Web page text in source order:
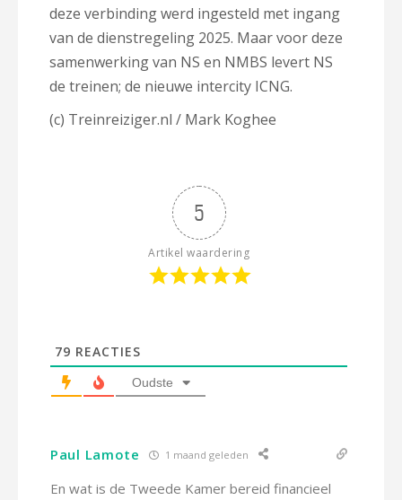
deze verbinding werd ingesteld met ingang
van de dienstregeling 2025. Maar voor deze
samenwerking van NS en NMBS levert NS
de treinen; de nieuwe intercity ICNG.
(c) Treinreiziger.nl / Mark Koghee
5
Artikel waardering
79 REACTIES
Oudste
Paul Lamote 1 maand geleden
En wat is de Tweede Kamer bereid financieel